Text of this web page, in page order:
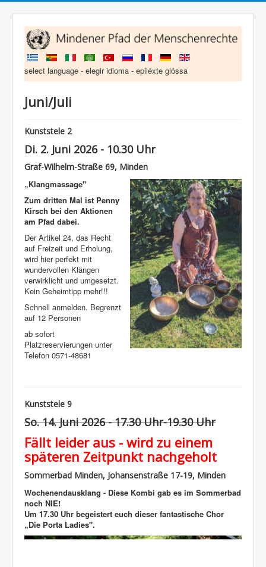
select language - elegir idioma - epiléxte glóssa
Juni/Juli
Kunststele 2
Di. 2. Juni 2026 - 10.30 Uhr
Graf-Wilhelm-Straße 69, Minden
„Klangmassage"
Zum dritten Mal ist Penny
Kirsch bei den Aktionen
am Pfad dabei.
Der Artikel 24, das Recht
auf Freizeit und Erholung,
wird hier perfekt mit
wundervollen Klängen
verwirklicht und umgesetzt.
Kein Geheimtipp mehr!!!
Schnell anmelden. Begrenzt
auf 12 Personen
ab sofort
Platzreservierungen unter
Telefon 0571-48681
Kunststele 9
So. 14. Juni 2026 - 17.30 Uhr-19.30 Uhr
Fällt leider aus - wird zu einem
späteren Zeitpunkt nachgeholt
Sommerbad Minden, Johansenstraße 17-19, Minden
Wochenendausklang - Diese Kombi gab es im Sommerbad
noch NIE!
Um 17.30 Uhr begeistert euch dieser fantastische Chor
„Die Porta Ladies".